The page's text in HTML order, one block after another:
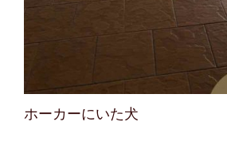
ホーカーにいた犬